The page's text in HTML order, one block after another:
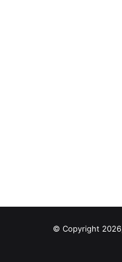
© Copyright